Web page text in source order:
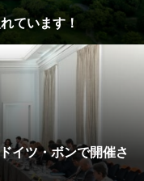
ています！
イツ・ボンで開催さ